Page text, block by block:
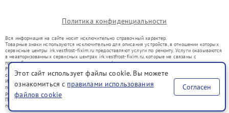
Политика конфиденциальности
Вся информация на сайте носит исключительно справочный характер.
Товарные знаки используются исключительно для описания устройств, в отношении которых
сервисные центры irk.vestfrost-fixim.ru предоставляют услуги по ремонту. Услуги оказываются
в неавторизованных сервисных центрах irk.vestfrost-fixim.ru, которые не связаны с
правообладателями товарных знаков или их официальными представителями.
Ремонт осуществляется для устройств, уже введенных в гражданский оборот в соответствии
со статьей 1487 ГК РФ.
Использование товарных знаков не преследует цели индивидуализации услуг или введения
потребителей в заблуждение, а служит для информирования о предоставляемых услугах по
ремонту техники указанных брендов.
Представленная на сайте информация не является публичной офертой, определяемой
положениями Статьи 437(2) Гражданского кодекса РФ
Этот сайт использует файлы cookie. Вы можете
ознакомиться с правилами использования
файлов cookie
Согласен